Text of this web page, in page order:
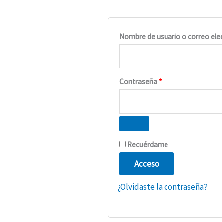
Nombre de usuario o correo
Contraseña *
Recuérdame
Acceso
¿Olvidaste la contraseña?